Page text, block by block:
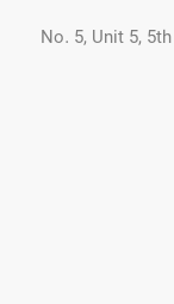
No. 5, Unit 5,